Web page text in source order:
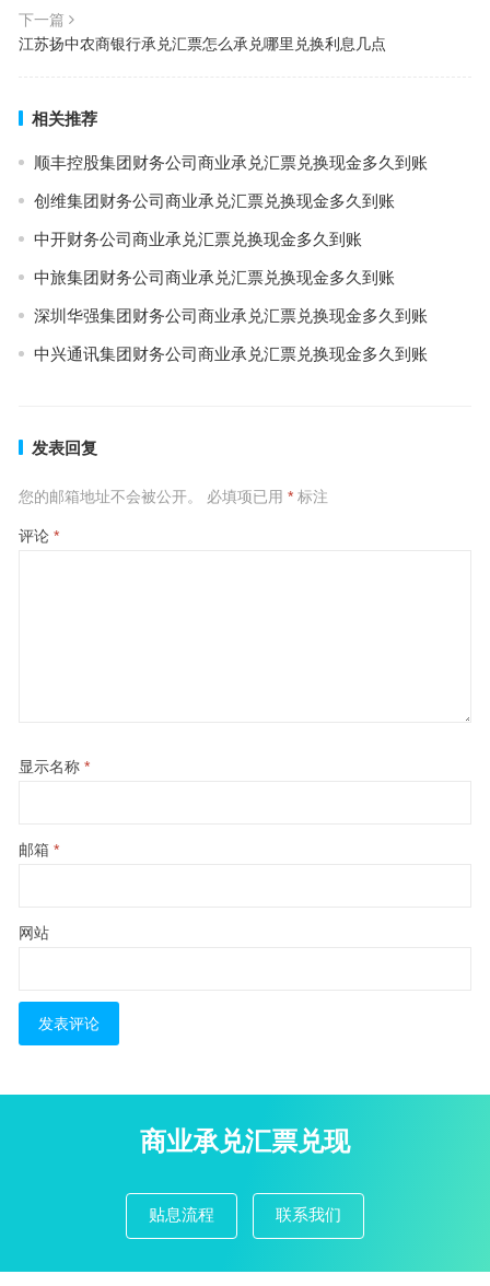
下一篇
江苏扬中农商银行承兑汇票怎么承兑哪里兑换利息几点
相关推荐
顺丰控股集团财务公司商业承兑汇票兑换现金多久到账
创维集团财务公司商业承兑汇票兑换现金多久到账
中开财务公司商业承兑汇票兑换现金多久到账
中旅集团财务公司商业承兑汇票兑换现金多久到账
深圳华强集团财务公司商业承兑汇票兑换现金多久到账
中兴通讯集团财务公司商业承兑汇票兑换现金多久到账
发表回复
您的邮箱地址不会被公开。 必填项已用 *标注
评论 *
显示名称 *
邮箱 *
网站
商业承兑汇票兑现
贴息流程 联系我们